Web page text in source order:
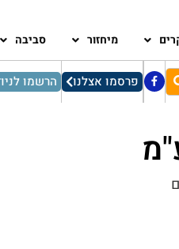
מיחזור סביבה
פרסמו אצלנו הרשמו